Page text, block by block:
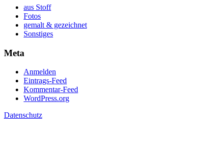
aus Stoff
Fotos
gemalt & gezeichnet
Sonstiges
Meta
Anmelden
Eintrags-Feed
Kommentar-Feed
WordPress.org
Datenschutz